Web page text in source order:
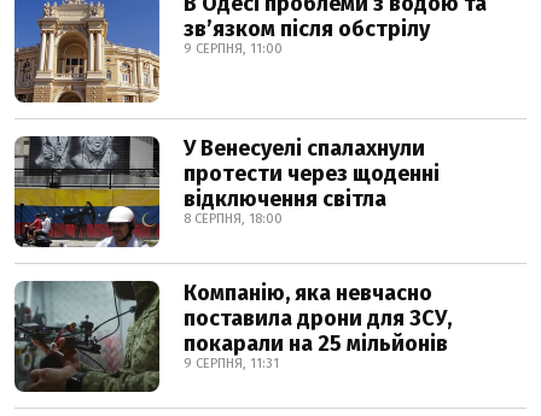
звʼязком після обстрілу
9 СЕРПНЯ, 11:00
У Венесуелі спалахнули
протести через щоденні
відключення світла
8 СЕРПНЯ, 18:00
Компанію, яка невчасно
поставила дрони для ЗСУ,
покарали на 25 мільйонів
9 СЕРПНЯ, 11:31